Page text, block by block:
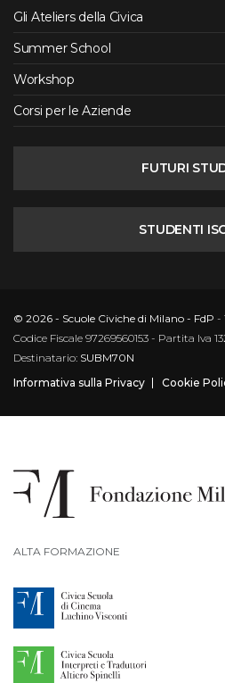
Gli Ateliers della Civica
Summer School
Workshop
Corsi per le Aziende
FUTURI
STUDENTI
© 2026 - Scuole Civiche di Milano - FdP -
Codice Fiscale 97269560153 - Partita Iva
Destinatario: SUBM70N
Informativa sulla Privacy
Cookie
ALTA FORMAZIONE